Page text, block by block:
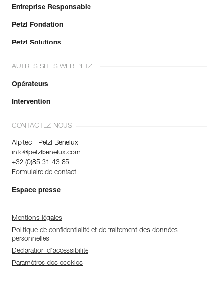
Entreprise Responsable
Petzl Fondation
Petzl Solutions
AUTRES SITES WEB PETZL
Opérateurs
Intervention
CONTACTEZ-NOUS
Alpitec - Petzl Benelux
info@petzlbenelux.com
+32 (0)85 31 43 85
Formulaire de contact
Espace presse
Mentions légales
Politique de confidentialité et de traitement des données
personnelles
Déclaration d'accessibilité
Paramètres des cookies